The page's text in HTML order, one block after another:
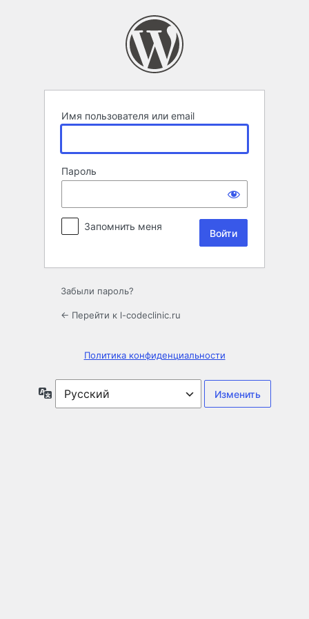
Имя пользователя или email
Пароль
Запомнить меня
Забыли пароль?
← Перейти к l-codeclinic.ru
Политика конфиденциальности
Язык